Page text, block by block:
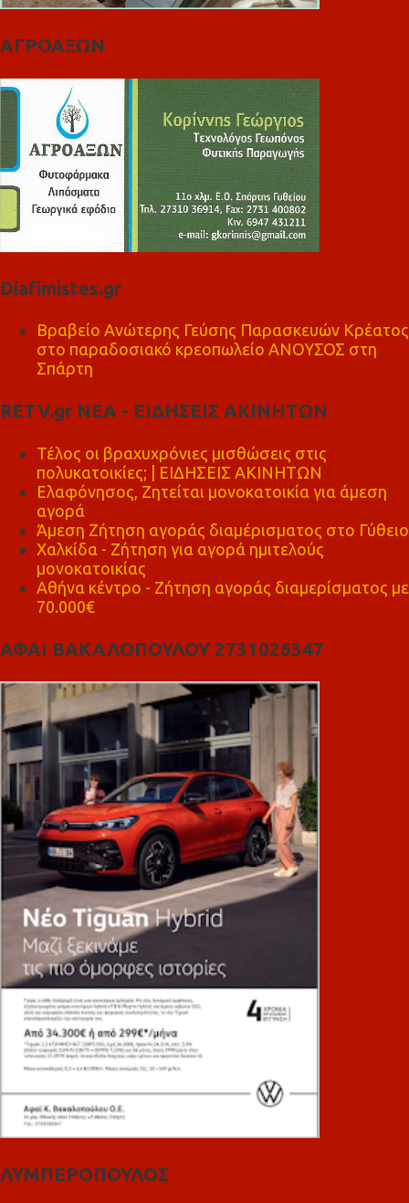
ΑΓΡΟΑΞΩΝ
Diafimistes.gr
Βραβείο Ανώτερης Γεύσης Παρασκευών Κρέατος
στο παραδοσιακό κρεοπωλείο ΑΝΟΥΣΟΣ στη
Σπάρτη
RETV.gr ΝΕΑ - ΕΙΔΗΣΕΙΣ ΑΚΙΝΗΤΩΝ
Τέλος οι βραχυχρόνιες μισθώσεις στις
πολυκατοικίες; | ΕΙΔΗΣΕΙΣ ΑΚΙΝΗΤΩΝ
Ελαφόνησος, Ζητείται μονοκατοικία για άμεση
αγορά
Άμεση Ζήτηση αγοράς διαμέρισματος στο Γύθειο
Χαλκίδα - Ζήτηση για αγορά ημιτελούς
μονοκατοικίας
Αθήνα κέντρο - Ζήτηση αγοράς διαμερίσματος με
70.000€
ΑΦΑΙ ΒΑΚΑΛΟΠΟΥΛΟΥ 2731026347
ΛΥΜΠΕΡΟΠΟΥΛΟΣ